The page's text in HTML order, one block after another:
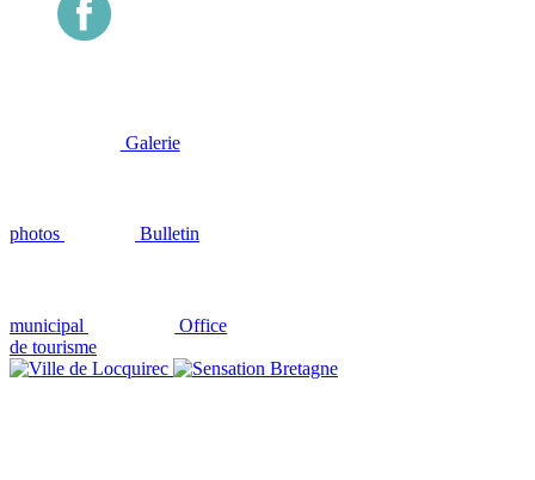
Galerie
photos Bulletin
municipal
Office
de tourisme